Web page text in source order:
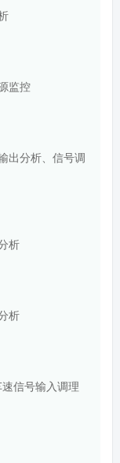
监控
出分析、信号调
析
析
信号输入调理